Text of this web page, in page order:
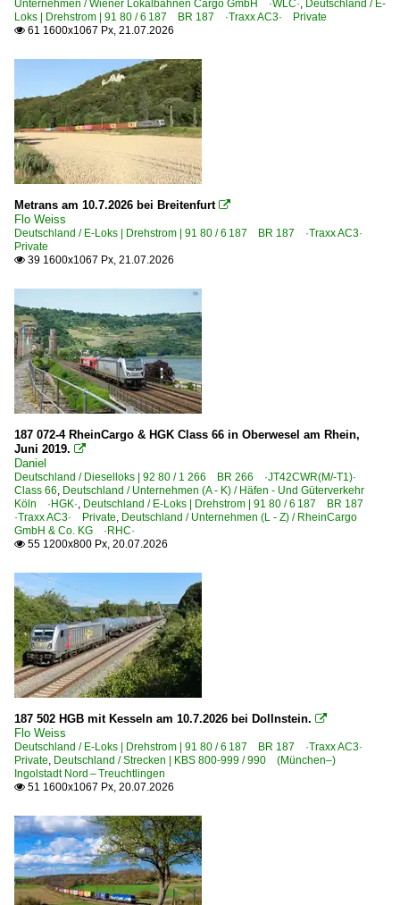
Lintorf
Lüneburg
Magdeburg (sonstige)
Magdeburg-Neustadt
Mainz Hbf ·FMZ·
Mannheim Hbf ·RM·
Mannheim Rheinau
Maschen Rbf/Gbf
Mosbach-Neckarelz
München-Ostbahnhof
Naumburg (Saale) Hbf ·UNM·
Neustrelitz
Niederndodeleben
Nordhausen
Osnabrück
Plochingen
Prödel
Regensburg Hbf ·NRH·
Rheine
Röblingen am See
Rodleben
Roisdorf (Bornheim)
Ruhland
Saalfeld
Salzbergen
Schkopau
Schwerte (Ruhr)
Sonneberg
Stendal Hbf ·LS·
Unternehmen / Wiener Lokalbahnen Cargo GmbH ·WLC·, Deutschland / E-
Loks | Drehstrom | 91 80 / 6 187 BR 187 ·Traxx AC3· Private
 61 1600x1067 Px, 21.07.2026
Metrans am 10.7.2026 bei Breitenfurt 
Flo Weiss
Deutschland / E-Loks | Drehstrom | 91 80 / 6 187 BR 187 ·Traxx AC3·
Private
 39 1600x1067 Px, 21.07.2026
187 072-4 RheinCargo & HGK Class 66 in Oberwesel am Rhein,
Juni 2019. 
Daniel
Deutschland / Dieselloks | 92 80 / 1 266 BR 266 ·JT42CWR(M/-T1)·
Class 66, Deutschland / Unternehmen (A - K) / Häfen - Und Güterverkehr
Köln ·HGK·, Deutschland / E-Loks | Drehstrom | 91 80 / 6 187 BR 187
·Traxx AC3· Private, Deutschland / Unternehmen (L - Z) / RheinCargo
GmbH & Co. KG ·RHC·
 55 1200x800 Px, 20.07.2026
187 502 HGB mit Kesseln am 10.7.2026 bei Dollnstein. 
Flo Weiss
Deutschland / E-Loks | Drehstrom | 91 80 / 6 187 BR 187 ·Traxx AC3·
Private, Deutschland / Strecken | KBS 800-999 / 990 (München–)
Ingolstadt Nord – Treuchtlingen
 51 1600x1067 Px, 20.07.2026